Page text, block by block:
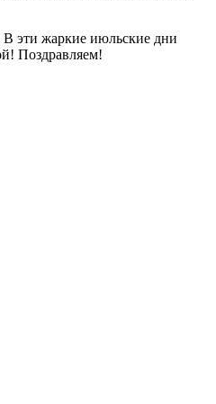
В эти жаркие июльские дни
Поздравляем!